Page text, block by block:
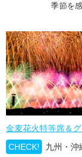
季節を
金麦花火特等席＆
CHECK!
九州・沖